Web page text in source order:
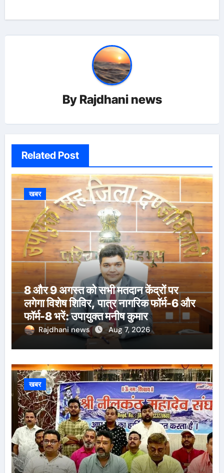
By Rajdhani news
Related Post
खबर
8 और 9 अगस्त को सभी मतदान केंद्रों पर
लगेगा विशेष शिविर, पात्र नागरिक फॉर्म-6 और
फॉर्म-8 भरें: उपायुक्त मनीष कुमार
Rajdhani news Aug 7, 2026
खबर